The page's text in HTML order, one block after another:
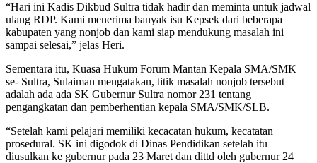
“Hari ini Kadis Dikbud Sultra tidak hadir dan meminta untuk jadwal
ulang RDP. Kami menerima banyak isu Kepsek dari beberapa
kabupaten yang nonjob dan kami siap mendukung masalah ini
sampai selesai,” jelas Heri.
Sementara itu, Kuasa Hukum Forum Mantan Kepala SMA/SMK
se- Sultra, Sulaiman mengatakan, titik masalah nonjob tersebut
adalah ada ada SK Gubernur Sultra nomor 231 tentang
pengangkatan dan pemberhentian kepala SMA/SMK/SLB.
“Setelah kami pelajari memiliki kecacatan hukum, kecatatan
prosedural. SK ini digodok di Dinas Pendidikan setelah itu
diusulkan ke gubernur pada 23 Maret dan dittd oleh gubernur 24